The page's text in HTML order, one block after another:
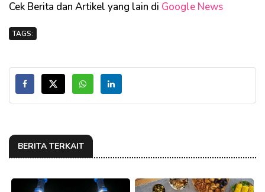
Cek Berita dan Artikel yang lain di Google News
TAGS:
BERITA TERKAIT